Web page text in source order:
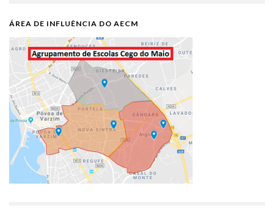
ÁREA DE INFLUÊNCIA DO AECM